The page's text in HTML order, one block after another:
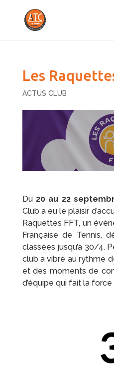
Les
ACTUS CLUB
Du 20 au 22
Club a eu le plaisir
Raquettes FFT, un
Française de Tennis,
classées jusqu’à 30/4.
club a vibré au rythme
et des moments de
d’équipe qui fait la